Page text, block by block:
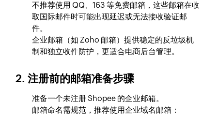
不推荐使用 QQ、163 等免费邮箱，这些邮箱在收
取国际邮件时可能出现延迟或无法接收验证邮
件。
企业邮箱（如 Zoho 邮箱）提供稳定的反垃圾机
制和独立收件防护，更适合电商后台管理。
2. 注册前的邮箱准备步骤
准备一个未注册 Shopee 的企业邮箱。
邮箱命名需规范，推荐使用企业域名邮箱：